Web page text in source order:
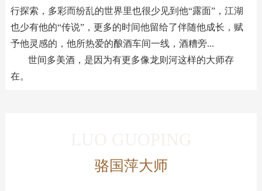
行探索，多彩而纷乱的世界里也很少见到他“露面”，江湖
也少有他的“传说”，更多的时间他留给了伴随他成长，赋
予他灵感的，他所热爱的酿酒车间一线，酒糟旁...
世间多美酒，是因为有更多像龙则河这样的大师存
在。
骆国萍大师